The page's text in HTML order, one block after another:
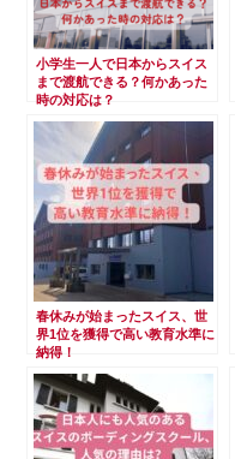
小学生一人で日本からスイス
まで渡航できる？何かあった
時の対応は？
春休みが始まったスイス、世
界1位を獲得で高い教育水準に
納得！